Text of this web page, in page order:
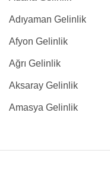
Adıyaman Gelinlik
Afyon Gelinlik
Ağrı Gelinlik
Aksaray Gelinlik
Amasya Gelinlik